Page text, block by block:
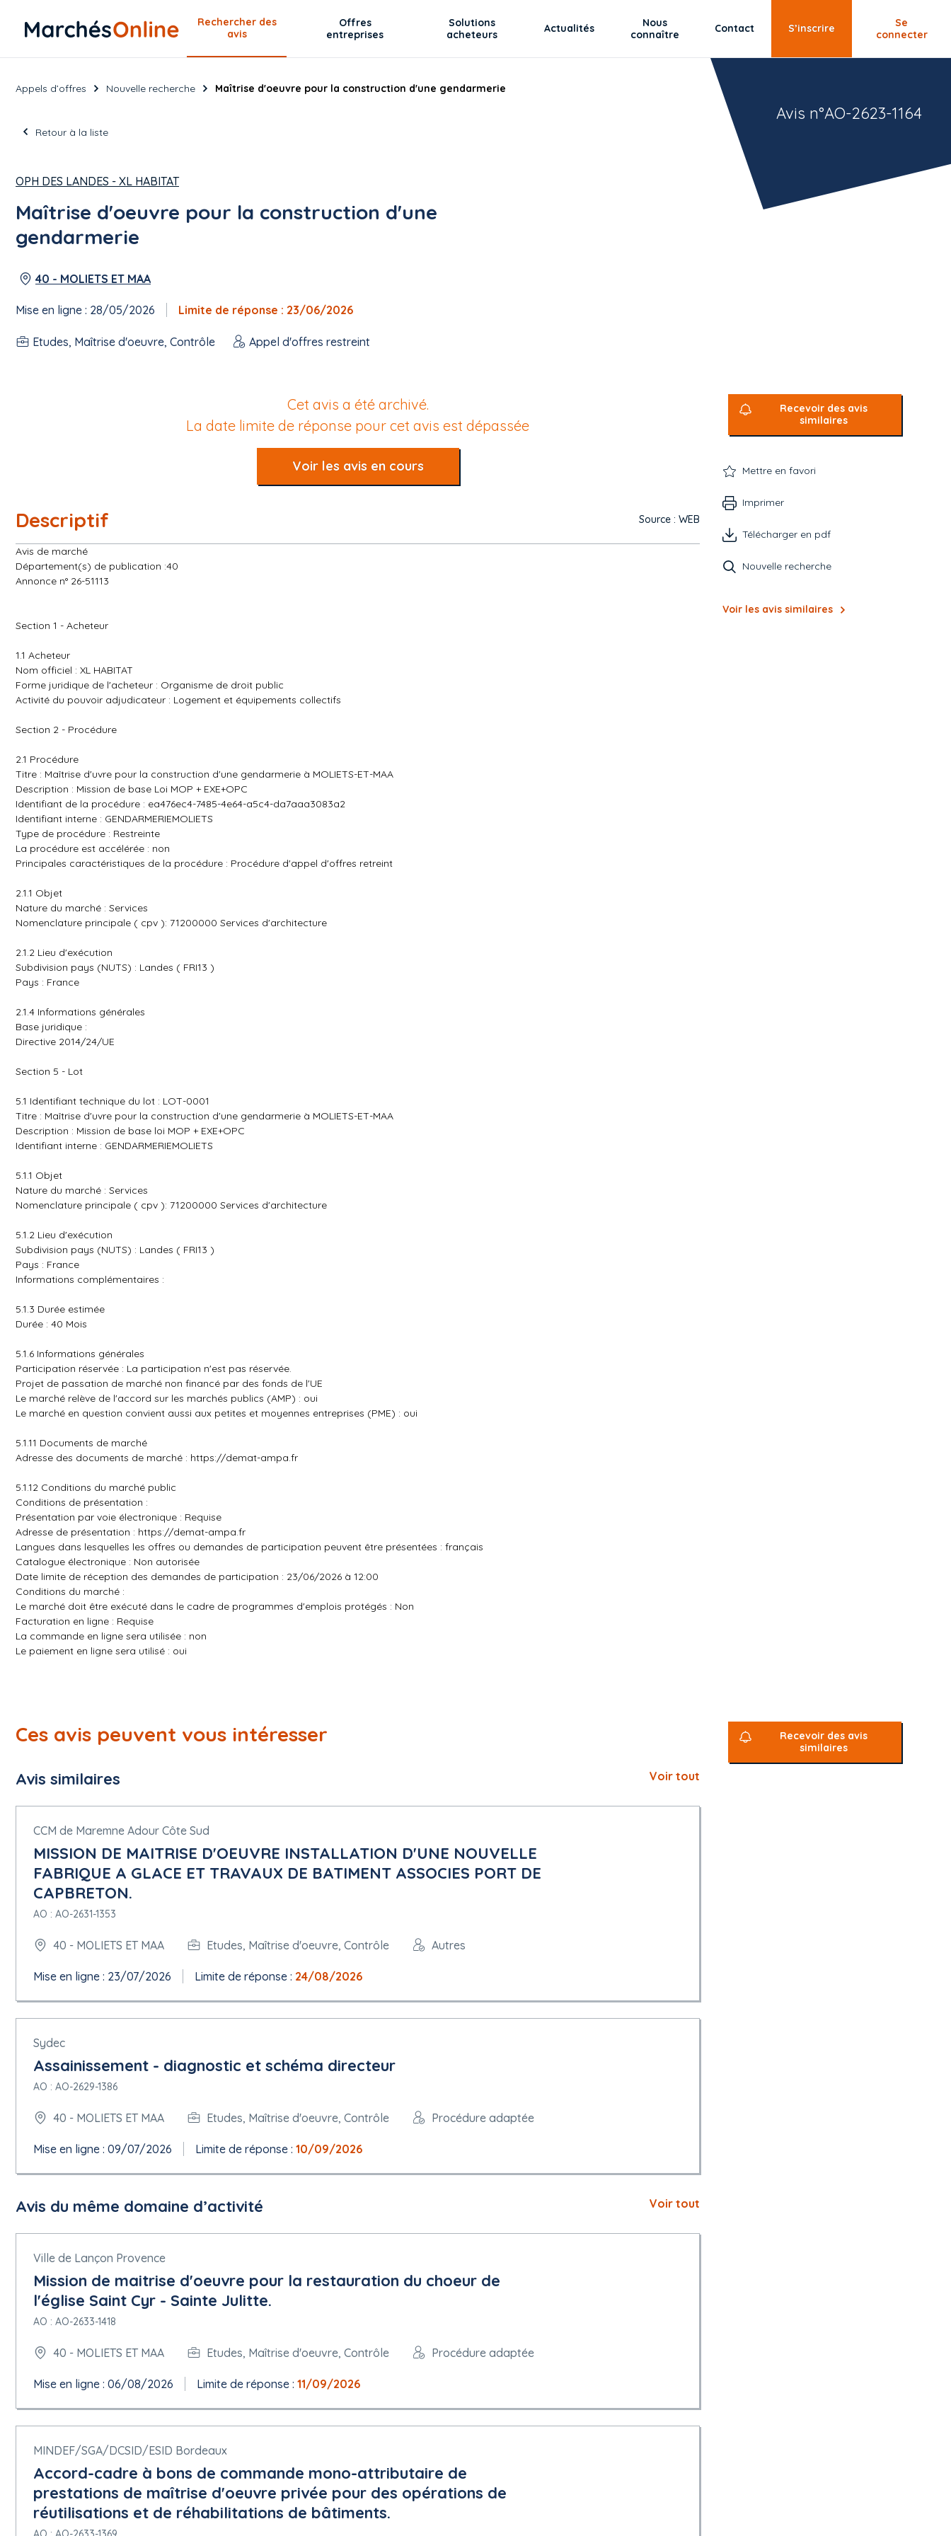
Rechercher des
avis
Offres
entreprises
Solutions
acheteurs
Actualités
Nous
connaître
Contact S’inscrire
Se
connecter
Appels d’offres Nouvelle recherche Maîtrise d'oeuvre pour la construction d'une gendarmerie
Retour à la liste
OPH DES LANDES - XL HABITAT
Maîtrise d'oeuvre pour la construction d'une
gendarmerie
40 - MOLIETS ET MAA
Mise en ligne : 28/05/2026 Limite de réponse : 23/06/2026
Etudes, Maîtrise d'oeuvre, Contrôle Appel d'offres restreint
Avis n°AO-2623-1164
Cet avis a été archivé.
La date limite de réponse pour cet avis est dépassée
Voir les avis en cours
Descriptif Source : WEB
Avis de marché
Département(s) de publication :40
Annonce n° 26-51113
Section 1 - Acheteur
1.1 Acheteur
Nom officiel : XL HABITAT
Forme juridique de l'acheteur : Organisme de droit public
Activité du pouvoir adjudicateur : Logement et équipements collectifs
Section 2 - Procédure
2.1 Procédure
Titre : Maîtrise d'uvre pour la construction d'une gendarmerie à MOLIETS-ET-MAA
Description : Mission de base Loi MOP + EXE+OPC
Identifiant de la procédure : ea476ec4-7485-4e64-a5c4-da7aaa3083a2
Identifiant interne : GENDARMERIEMOLIETS
Type de procédure : Restreinte
La procédure est accélérée : non
Principales caractéristiques de la procédure : Procédure d'appel d'offres retreint
2.1.1 Objet
Nature du marché : Services
Nomenclature principale ( cpv ): 71200000 Services d'architecture
2.1.2 Lieu d'exécution
Subdivision pays (NUTS) : Landes ( FRI13 )
Pays : France
2.1.4 Informations générales
Base juridique :
Directive 2014/24/UE
Section 5 - Lot
5.1 Identifiant technique du lot : LOT-0001
Titre : Maîtrise d'uvre pour la construction d'une gendarmerie à MOLIETS-ET-MAA
Description : Mission de base loi MOP + EXE+OPC
Identifiant interne : GENDARMERIEMOLIETS
5.1.1 Objet
Nature du marché : Services
Nomenclature principale ( cpv ): 71200000 Services d'architecture
5.1.2 Lieu d'exécution
Subdivision pays (NUTS) : Landes ( FRI13 )
Pays : France
Informations complémentaires :
5.1.3 Durée estimée
Durée : 40 Mois
5.1.6 Informations générales
Participation réservée : La participation n'est pas réservée.
Projet de passation de marché non financé par des fonds de l'UE
Le marché relève de l'accord sur les marchés publics (AMP) : oui
Le marché en question convient aussi aux petites et moyennes entreprises (PME) : oui
5.1.11 Documents de marché
Adresse des documents de marché : https://demat-ampa.fr
5.1.12 Conditions du marché public
Conditions de présentation :
Présentation par voie électronique : Requise
Adresse de présentation : https://demat-ampa.fr
Langues dans lesquelles les offres ou demandes de participation peuvent être présentées : français
Catalogue électronique : Non autorisée
Date limite de réception des demandes de participation : 23/06/2026 à 12:00
Conditions du marché :
Le marché doit être exécuté dans le cadre de programmes d'emplois protégés : Non
Facturation en ligne : Requise
La commande en ligne sera utilisée : non
Le paiement en ligne sera utilisé : oui
Informations sur le système d'acquisition dynamique :
Pas de système d'acquisition dynamique
Organisation chargée des procédures de recours : Tribunal administratif de Pau
8.1 ORG-0001
Nom officiel : XL HABITAT
Adresse postale : 953 Avenue du Colonel Rozanoff, BP 341
Code postal : 40011
Pays : France
Adresse internet :https://demat-ampa.fr
Profil de l'acheteur :
Rôles de cette organisation :
Acheteur
Nom officiel : Tribunal administratif de Pau
Numéro d'enregistrement : 17640002600017
Code postal : 64000
Subdivision pays (NUTS) : Pyrénées-Atlantiques ( FRI15 )
Adresse électronique :
greffe.ta-pau@juradm.fr
Téléphone : 0559849440
Rôles de cette organisation :
Informations relatives à l'avis
Identifiant/version de l'avis : 0e206b97-438d-4d91-924a-a65ea1d74444 - 01
Type de formulaire : Mise en concurrence
Type d'avis : Avis de marché ou de concession - régime ordinaire
Date d'envoi de l'avis : 22/05/2026 à 16:37
22/05/2026
Recevoir des avis
similaires
Mettre en favori
Imprimer
Télécharger en pdf
Nouvelle recherche
Voir les avis similaires
Ces avis peuvent vous intéresser
Avis similaires Voir tout
CCM de Maremne Adour Côte Sud
MISSION DE MAITRISE D'OEUVRE INSTALLATION D'UNE NOUVELLE
FABRIQUE A GLACE ET TRAVAUX DE BATIMENT ASSOCIES PORT DE
CAPBRETON.
AO : AO-2631-1353
40 - MOLIETS ET MAA Etudes, Maîtrise d'oeuvre, Contrôle Autres
Mise en ligne : 23/07/2026 Limite de réponse : 24/08/2026
Sydec
Assainissement - diagnostic et schéma directeur
AO : AO-2629-1386
40 - MOLIETS ET MAA Etudes, Maîtrise d'oeuvre, Contrôle Procédure adaptée
Mise en ligne : 09/07/2026 Limite de réponse : 10/09/2026
Avis du même domaine d’activité Voir tout
Ville de Lançon Provence
Mission de maitrise d'oeuvre pour la restauration du choeur de
l'église Saint Cyr - Sainte Julitte.
AO : AO-2633-1418
40 - MOLIETS ET MAA Etudes, Maîtrise d'oeuvre, Contrôle Procédure adaptée
Mise en ligne : 06/08/2026 Limite de réponse : 11/09/2026
MINDEF/SGA/DCSID/ESID Bordeaux
Accord-cadre à bons de commande mono-attributaire de
prestations de maîtrise d'oeuvre privée pour des opérations de
réutilisations et de réhabilitations de bâtiments.
Recevoir des avis
similaires